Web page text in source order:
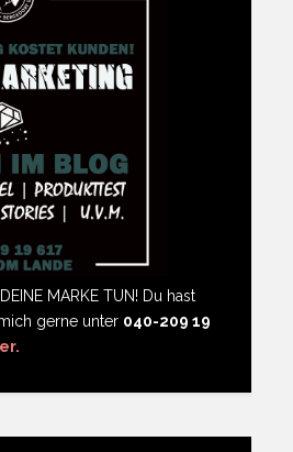
MARKE TUN! Du hast
gerne unter 040-209 19